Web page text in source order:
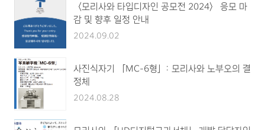
〈모리사와 타입디자인 공모전 2024〉 응모 마
감 및 향후 일정 안내
2024.09.02
사진식자기 「MC-6형」: 모리사와 노부오의 결
정체
2024.08.28